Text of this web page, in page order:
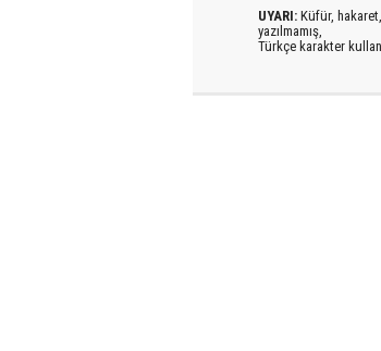
UYARI: Küfür,
yazılmamış,
Türkçe karakter